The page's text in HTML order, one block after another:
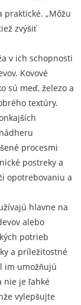
praktické. „Môžu
zvýšiť
v ich schopnosti
Kovové
sú meď, železo a
textúry.
procesmi
postreky a
opotrebovaniu a
hlavne na
alebo
potrieb
a príležitostné
im umožňujú
nie je ľahké
vylepšujte